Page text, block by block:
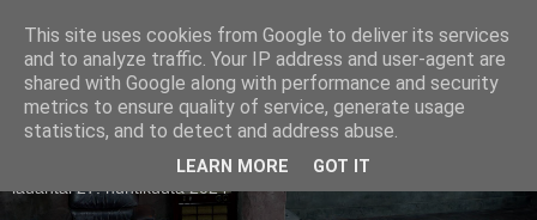
Pullollinen
lauantai 27. huhtikuuta 2024
This site uses cookies from Google to deliver its services
and to analyze traffic. Your IP address and user-agent are
shared with Google along with performance and security
metrics to ensure quality of service, generate usage
statistics, and to detect and address abuse.
LEARN MORE GOT IT